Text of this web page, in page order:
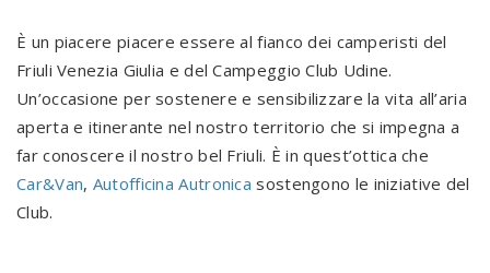
È un piacere piacere essere al fianco dei camperisti del
Friuli Venezia Giulia e del Campeggio Club Udine.
Un’occasione per sostenere e sensibilizzare la vita all’aria
aperta e itinerante nel nostro territorio che si impegna a
far conoscere il nostro bel Friuli. È in quest’ottica che
Car&Van, Autofficina Autronica sostengono le iniziative del
Club.